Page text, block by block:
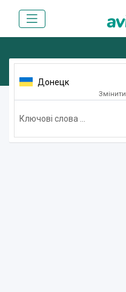
Донецк
Змінити